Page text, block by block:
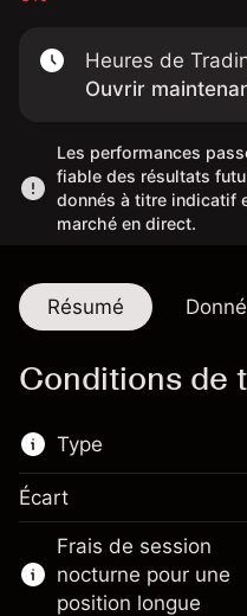
Heures de
Ouvrir
Les performances
fiable des résultats
donnés à titre indicatif
marché en direct.
Résumé
Conditions de
Type
Cet instrument
le trading via les
En savoir plus sur :
Écart
Frais de session
nocturne pour une
position longue